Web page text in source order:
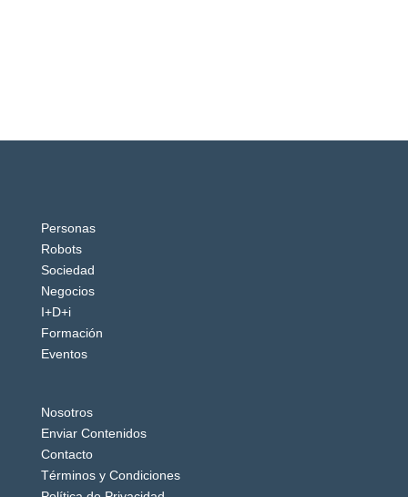
Personas
Robots
Sociedad
Negocios
I+D+i
Formación
Eventos
Nosotros
Enviar Contenidos
Contacto
Términos y Condiciones